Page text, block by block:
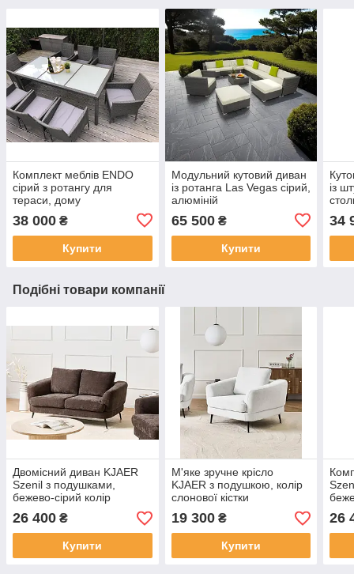
Комплект меблів ENDO
сірий з ротангу для
тераси, дому
38 000 ₴
Купити
Модульний кутовий диван
із ротанга Las Vegas сірий,
алюміній
65 500₴
Купити
із
34
Подібні товари компанії
Двомісний диван KJAER
Szenil з подушками,
бежево-сірий колір
26 400 ₴
Купити
М'яке зручне крісло
KJAER з подушкою, колір
слонової кістки
19 300₴
Купити
26